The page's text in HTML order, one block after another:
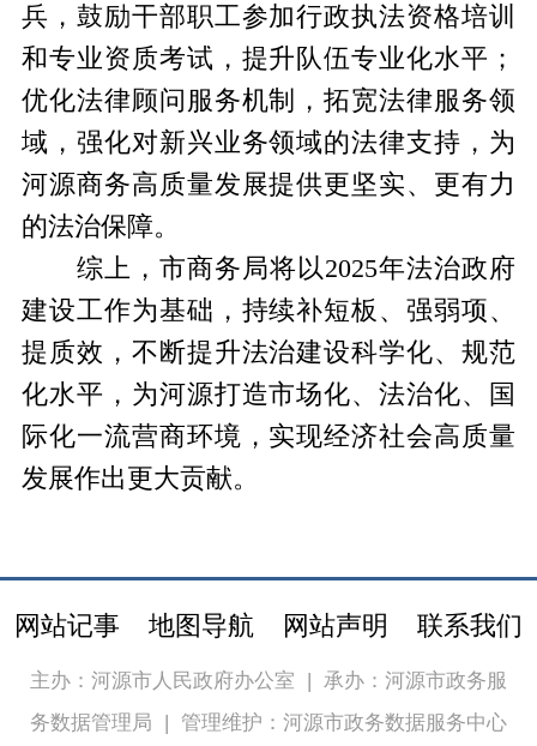
兵，鼓励干部职工参加行政执法资格培训
和专业资质考试，提升队伍专业化水平；
优化法律顾问服务机制，拓宽法律服务领
域，强化对新兴业务领域的法律支持，为
河源商务高质量发展提供更坚实、更有力
的法治保障。
综上，市商务局将以2025年法治政府
建设工作为基础，持续补短板、强弱项、
提质效，不断提升法治建设科学化、规范
化水平，为河源打造市场化、法治化、国
际化一流营商环境，实现经济社会高质量
发展作出更大贡献。
网站记事 地图导航 网站声明 联系我们
主办：河源市人民政府办公室 | 承办：河源市政务服
务数据管理局 | 管理维护：河源市政务数据服务中心